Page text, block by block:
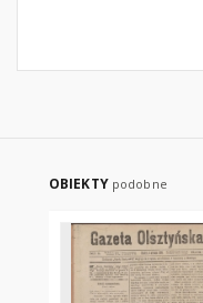
OBIEKTY podobne